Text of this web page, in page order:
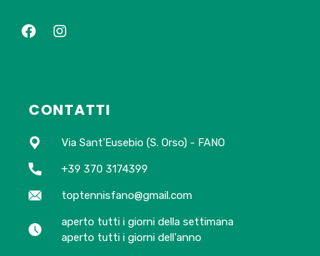
CONTATTI
Via Sant'Eusebio (S. Orso) - FANO
+39 370 3174399
toptennisfano@gmail.com
aperto tutti i giorni della settimana
aperto tutti i giorni dell'anno